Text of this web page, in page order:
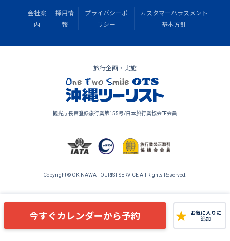
今すぐカレンダーから予約
お気に入りに
追加
会社案
内
採用情
報
プライバシーポ
リシー
カスタマーハラスメント
基本方針
旅行企画・実施
観光庁長官登録旅行業第155号/日本旅行業協会正会員
Copyright © OKINAWA TOURIST SERVICE All Rights Reserved.